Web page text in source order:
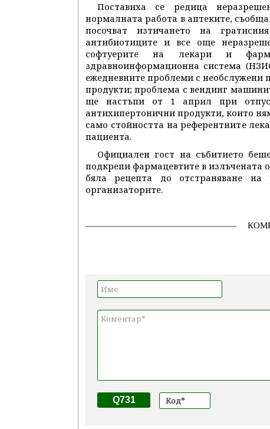
Поставиха се редица
нормалната работа в аптеките,
посочват изтичането на
антибиотиците и все още
софтуерите на лекари и
здравноинформационна система
ежедневните проблеми с необслужени
продукти; проблема с вендинг
ще настъпи от 1 април при
антихипертонични продукти, които
само стойността на референтните
пациента.
Официален гост на събитието
подкрепи фармацевтите в излъчената
бяла рецепта до отстраняване
организаторите.
Q731